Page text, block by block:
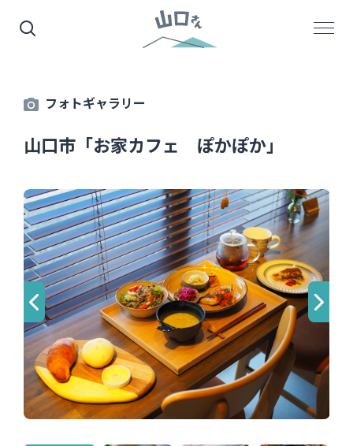
山口市「お家カフェ ぽかぽか」
フォトギャラリー